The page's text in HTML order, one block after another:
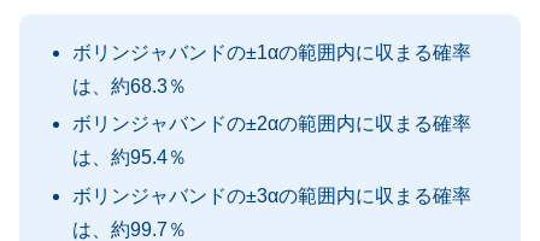
ボリンジャバンドの±1αの範囲内に収まる確率
は、約68.3％
ボリンジャバンドの±2αの範囲内に収まる確率
は、約95.4％
ボリンジャバンドの±3αの範囲内に収まる確率
は、約99.7％